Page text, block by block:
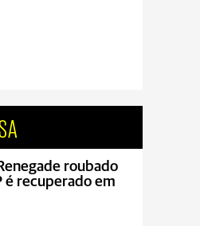
roubado
é recuperado em